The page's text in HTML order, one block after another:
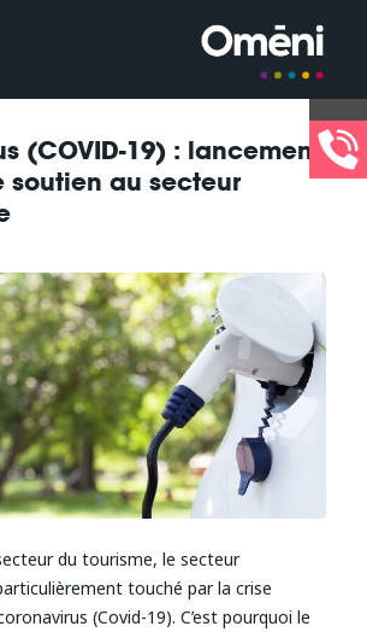
(COVID-19) : lancement
soutien au secteur
du tourisme, le secteur
touché par la crise
(Covid-19). C’est pourquoi le